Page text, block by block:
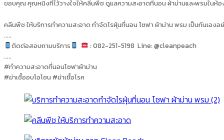
ขอบคุณ คุณหนิงที่ไว้วางใจให้คลีนพีช ดูแลความสะอาดที่นอน ผ้าม่านและพรมในห้อ
คลีนพีช ให้บริการทำความสะอาด กำจัดไรฝุ่นที่นอน โซฟา ผ้าม่าน พรม เป็นกันเอง
…..
ติดต่อสอบถามบริการ
: 082-251-5198 Line: @cleanpeach
…..
#ทำความสะอาดที่นอนโซฟาผ้าม่าน
#ฆ่าเชื้ออบโอโซน #ฆ่าเชื้อโรค